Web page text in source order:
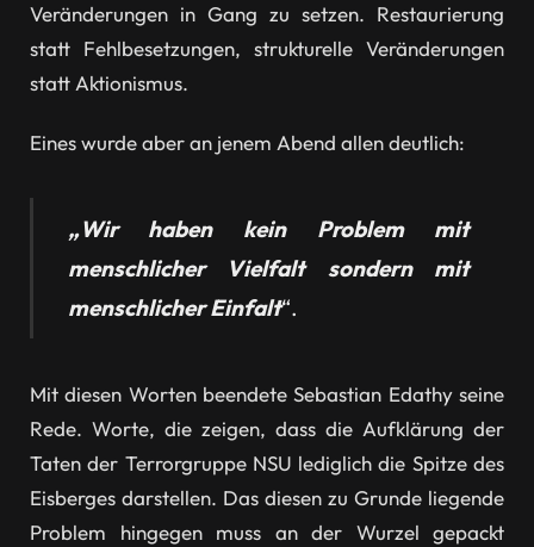
Veränderungen in Gang zu setzen. Restaurierung
statt Fehlbesetzungen, strukturelle Veränderungen
statt Aktionismus.
Eines wurde aber an jenem Abend allen deutlich:
„Wir haben kein Problem mit
menschlicher Vielfalt sondern mit
menschlicher Einfalt“.
Mit diesen Worten beendete Sebastian Edathy seine
Rede. Worte, die zeigen, dass die Aufklärung der
Taten der Terrorgruppe NSU lediglich die Spitze des
Eisberges darstellen. Das diesen zu Grunde liegende
Problem hingegen muss an der Wurzel gepackt